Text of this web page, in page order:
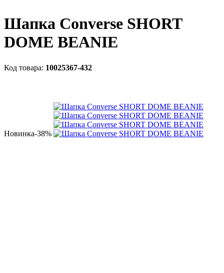
Шапка Converse SHORT
DOME BEANIE
10025367-432
Новинка-38%